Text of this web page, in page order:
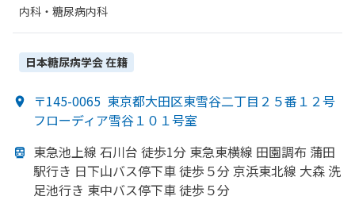
内科・​糖尿病内科
日本糖尿病学会在籍
〒145-0065 東京都大田区東雪谷二丁目２５番１２号
フローディア雪谷１０１号室
東急池上線 石川台 徒歩1分 東急東横線 田園調布 蒲田
駅行き 日下山バス停下車 徒歩５分 京浜東北線 大森 洗
足池行き 東中バス停下車 徒歩５分